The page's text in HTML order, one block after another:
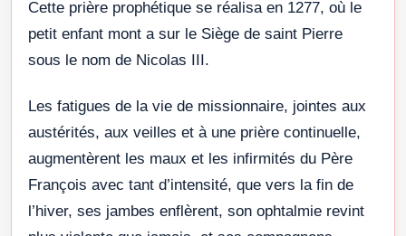
Cette prière prophétique se réalisa en 1277, où le
petit enfant mont a sur le Siège de saint Pierre
sous le nom de Nicolas III.
Les fatigues de la vie de missionnaire, jointes aux
austérités, aux veilles et à une prière continuelle,
augmentèrent les maux et les infirmités du Père
François avec tant d’intensité, que vers la fin de
l’hiver, ses jambes enflèrent, son ophtalmie revint